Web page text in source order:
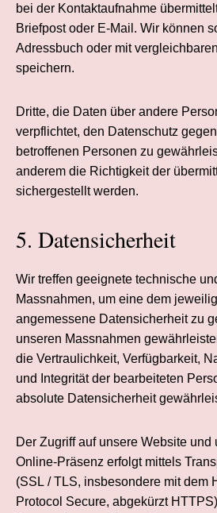
bei der Kontaktaufnahme
Briefpost oder E-Mail. Wir können
Adressbuch oder mit
speichern.
Dritte, die Daten über andere
verpflichtet, den Datenschutz
betroffenen Personen zu
anderem die Richtigkeit der
sichergestellt werden.
5. Datensicherheit
Wir treffen geeignete technische
Massnahmen, um eine dem
angemessene Datensicherheit zu
unseren Massnahmen
die Vertraulichkeit, Verfügbarkeit,
und Integrität der bearbeiteten
absolute Datensicherheit
Der Zugriff auf unsere Website und
Online-Präsenz erfolgt mittels
(SSL / TLS, insbesondere mit dem
Protocol Secure, abgekürzt